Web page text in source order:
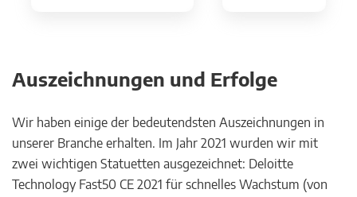
Auszeichnungen und Erfolge
Wir haben einige der bedeutendsten Auszeichnungen in
unserer Branche erhalten. Im Jahr 2021 wurden wir mit
zwei wichtigen Statuetten ausgezeichnet: Deloitte
Technology Fast50 CE 2021 für schnelles Wachstum (von